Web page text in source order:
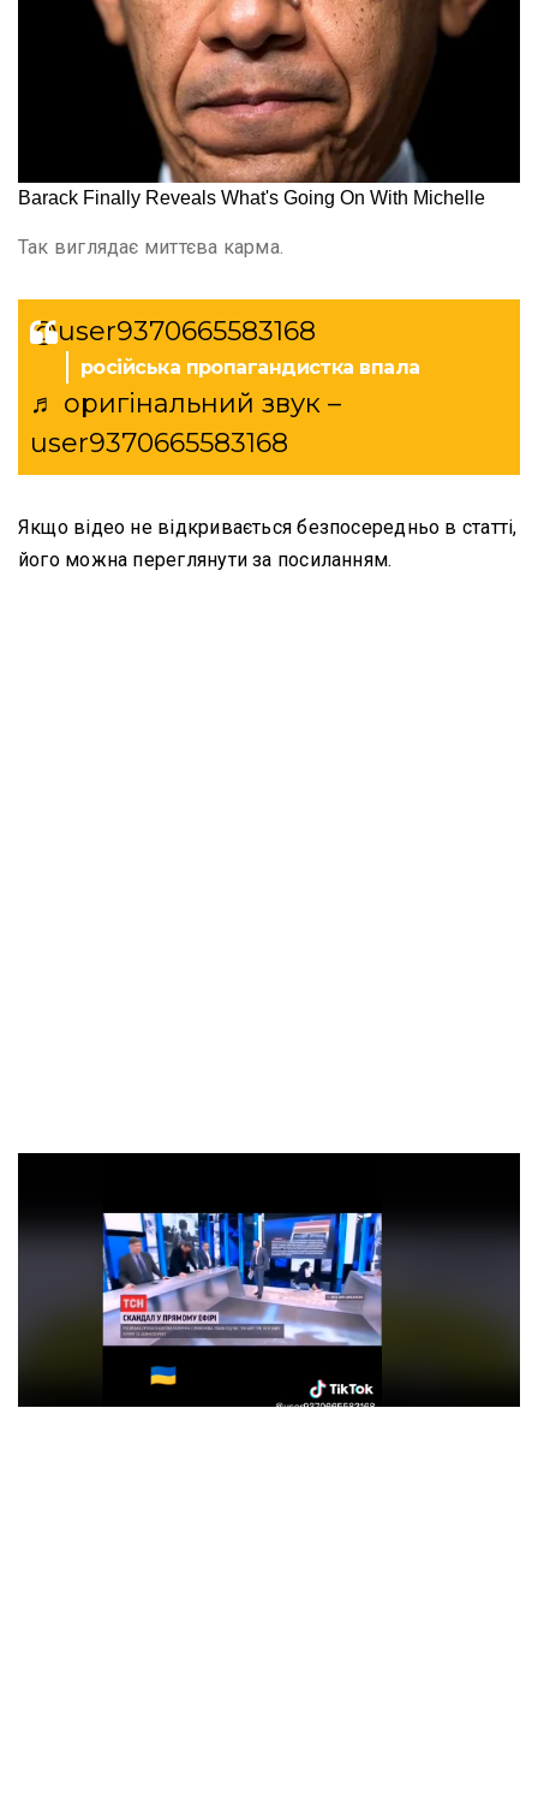
Так виглядає миттєва карма.
@user9370665583168
російська пропагандистка впала
♬ оригінальний звук –
user9370665583168
Якщо відео не відкривається безпосередньо в статті,
його можна переглянути за посиланням.